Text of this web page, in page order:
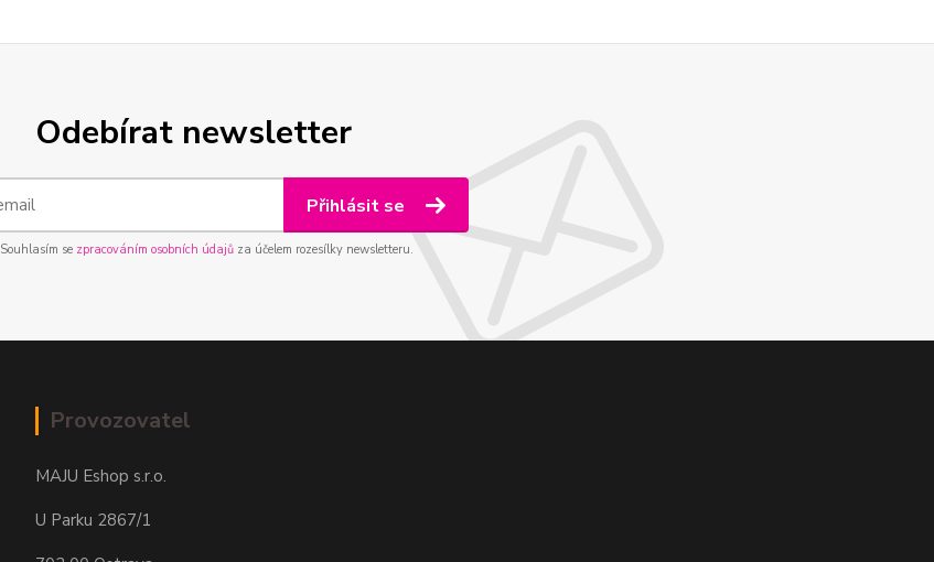
Odebírat newsletter
Přihlásit se
Souhlasím se zpracováním osobních údajůza účelem rozesílky newsletteru.
Provozovatel
MAJU Eshop s.r.o.
U Parku 2867/1